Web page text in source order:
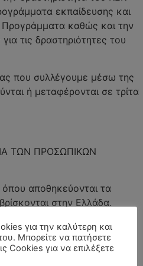
εκπαίδευσης και
καθώς και την
τις δραστηριότητες του
που συλλέγουμε μέσω της
ή μεταφέρονται σε τρίτα
ΤΩΝ ΠΡΟΣΩΠΙΚΩΝ
αποθηκεύονται τα
στην Ελλάδα.
ΠΡΟΣΩΠΙΚΩΝ ΔΕΔΟΜΕΝΩΝ
για την καλύτερη και
Μπορείτε να πατήσετε
Cookies για να επιλέξετε